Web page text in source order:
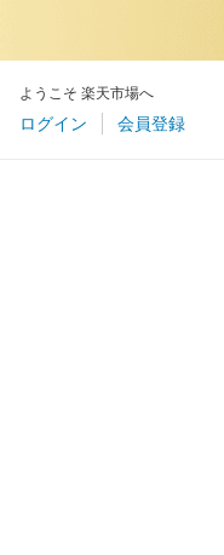
ようこそ 楽天市場へ
ログイン 会員登録